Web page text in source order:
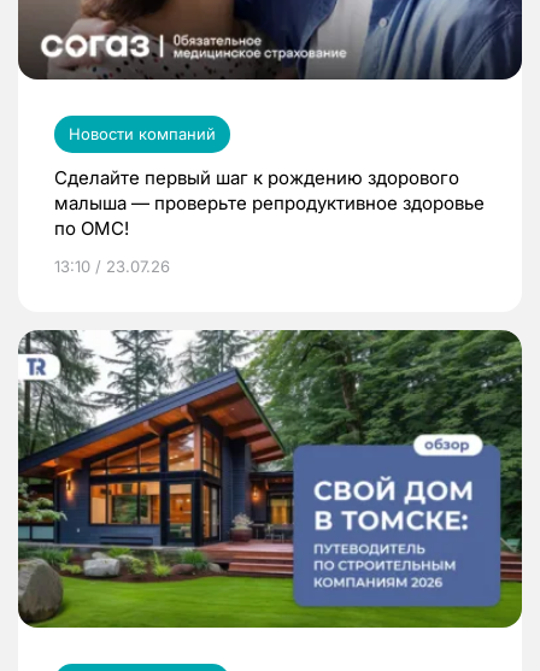
Новости компаний
Сделайте первый шаг к рождению здорового
малыша — проверьте репродуктивное здоровье
по ОМС!
13:10 / 23.07.26